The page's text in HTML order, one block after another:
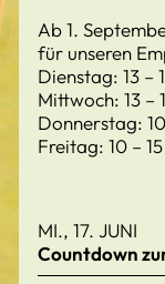
Ab 1.
für unseren
Dienstag: 13 –
Mittwoch: 13 –
Donnerstag:
Freitag: 10 –
MI., 17. JUNI
Countdown